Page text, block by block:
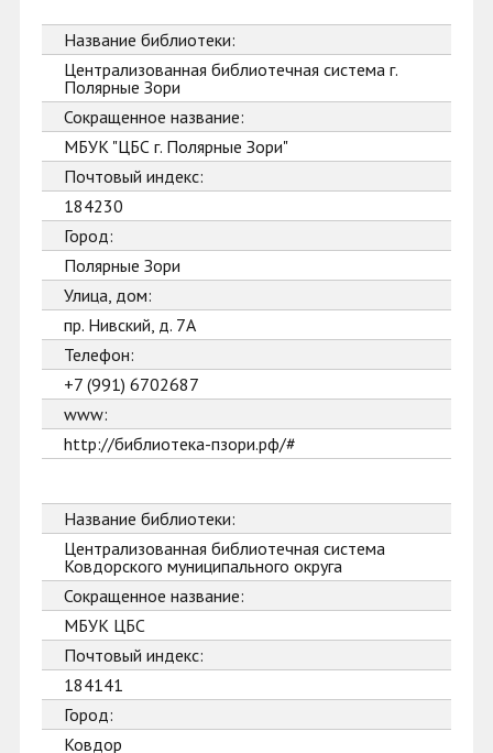
Название библиотеки:
Централизованная библиотечная система г.
Полярные Зори
Сокращенное название:
МБУК "ЦБС г. Полярные Зори"
Почтовый индекс:
184230
Город:
Полярные Зори
Улица, дом:
пр. Нивский, д. 7А
Телефон:
+7 (991) 6702687
www:
http://библиотека-пзори.рф/#
Название библиотеки:
Централизованная библиотечная система
Ковдорского муниципального округа
Сокращенное название:
МБУК ЦБС
Почтовый индекс:
184141
Город:
Ковдор